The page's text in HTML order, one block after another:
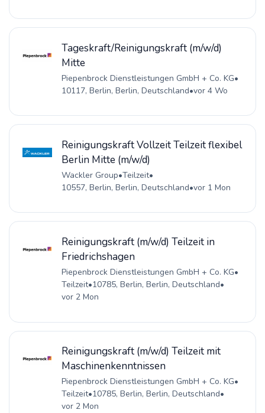
Tageskraft/Reinigungskraft (m/w/d)
Mitte
Piepenbrock Dienstleistungen GmbH + Co. KG•
10117, Berlin, Berlin, Deutschland•vor 4 Wo
Reinigungskraft Vollzeit Teilzeit flexibel
Berlin Mitte (m/w/d)
Wackler Group•Teilzeit•
10557, Berlin, Berlin, Deutschland•vor 1 Mon
Reinigungskraft (m/w/d) Teilzeit in
Friedrichshagen
Piepenbrock Dienstleistungen GmbH + Co. KG•
Teilzeit•10785, Berlin, Berlin, Deutschland•
vor 2 Mon
Reinigungskraft (m/w/d) Teilzeit mit
Maschinenkenntnissen
Piepenbrock Dienstleistungen GmbH + Co. KG•
Teilzeit•10785, Berlin, Berlin, Deutschland•
vor 2 Mon